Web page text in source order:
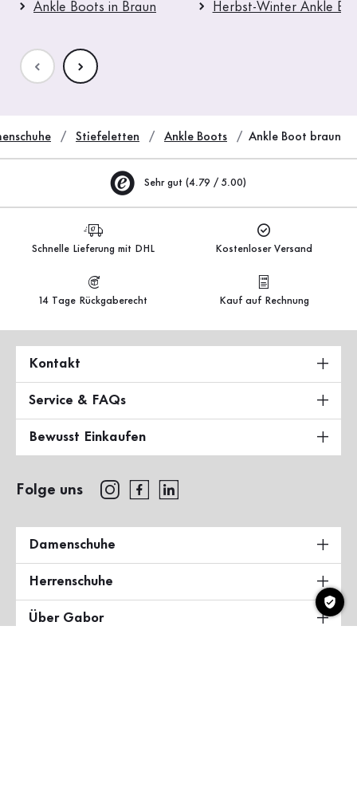
Ankle Boots in Braun Herbst-Winter Ankle
Stiefeletten Ankle Boots Ankle Boot braun
Sehr gut (4.79 / 5.00)
Schnelle Lieferung mit DHL Kostenloser Versand
14 Tage Rückgaberecht Kauf auf Rechnung
Kontakt
Service & FAQs
Bewusst Einkaufen
Folge uns
Damenschuhe
Herrenschuhe
Über Gabor